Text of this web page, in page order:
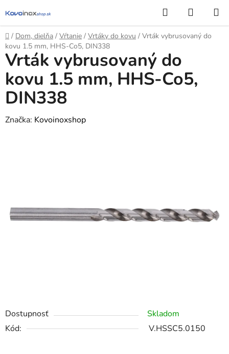
na
obsah
Hľadať
KOŠÍK
Domov
/ Dom, dielňa / Vŕtanie / Vrtáky do kovu / Vrták vybrusovaný do
kovu 1.5 mm, HHS-Co5, DIN338
Dostupnosť
Skladom
Kód:
V.HSSC5.0150
Vrták vybrusovaný do
kovu 1.5 mm, HHS-Co5,
DIN338
Značka: Kovoinoxshop